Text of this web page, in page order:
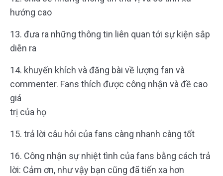
hướng cao
13. đưa ra những thông tin liên quan tới sự kiện sắp
diễn ra
14. khuyến khích và đăng bài về lượng fan và
commenter. Fans thích được công nhận và đề cao
giá
trị của họ
15. trả lời câu hỏi của fans càng nhanh càng tốt
16. Công nhận sự nhiệt tình của fans bằng cách trả
lời: Cảm ơn, như vậy bạn cũng đã tiến xa hơn